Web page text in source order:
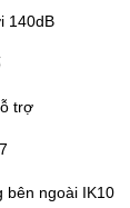
140dB
trợ
bên ngoài IK10